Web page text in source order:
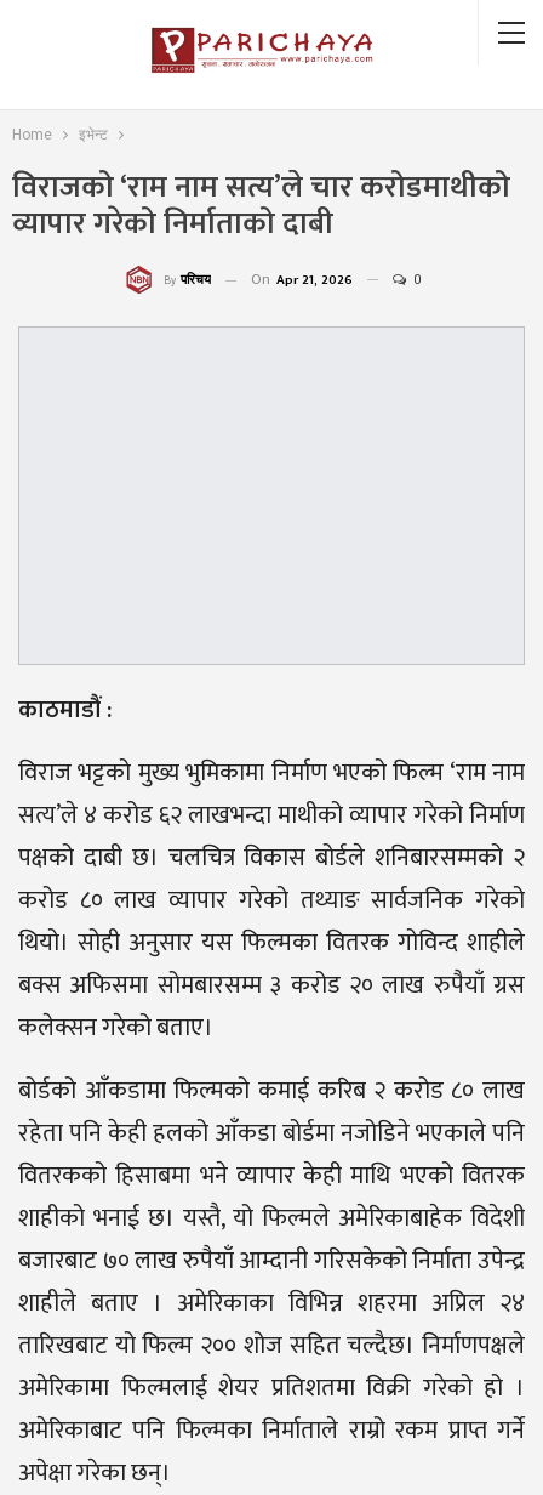
Home इभेन्ट
विराजको ‘राम नाम सत्य’ले चार करोडमाथीको
व्यापार गरेको निर्माताको दाबी
By परिचय On Apr 21, 2026 0
काठमाडौं :
विराज भट्टको मुख्य भुमिकामा निर्माण भएको फिल्म ‘राम नाम
सत्य’ले ४ करोड ६२ लाखभन्दा माथीको व्यापार गरेको निर्माण
पक्षको दाबी छ। चलचित्र विकास बोर्डले शनिबारसम्मको २
करोड ८० लाख व्यापार गरेको तथ्याङ सार्वजनिक गरेको
थियो। सोही अनुसार यस फिल्मका वितरक गोविन्द शाहीले
बक्स अफिसमा सोमबारसम्म ३ करोड २० लाख रुपैयाँ ग्रस
कलेक्सन गरेको बताए।
बोर्डको आँकडामा फिल्मको कमाई करिब २ करोड ८० लाख
रहेता पनि केही हलको आँकडा बोर्डमा नजोडिने भएकाले पनि
वितरकको हिसाबमा भने व्यापार केही माथि भएको वितरक
शाहीको भनाई छ। यस्तै, यो फिल्मले अमेरिकाबाहेक विदेशी
बजारबाट ७० लाख रुपैयाँ आम्दानी गरिसकेको निर्माता उपेन्द्र
शाहीले बताए । अमेरिकाका विभिन्न शहरमा अप्रिल २४
तारिखबाट यो फिल्म २०० शोज सहित चल्दैछ। निर्माणपक्षले
अमेरिकामा फिल्मलाई शेयर प्रतिशतमा विक्री गरेको हो ।
अमेरिकाबाट पनि फिल्मका निर्माताले राम्रो रकम प्राप्त गर्ने
अपेक्षा गरेका छन्।